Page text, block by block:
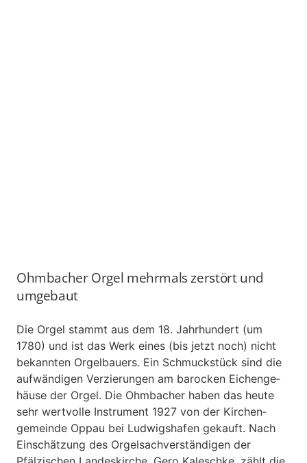
Ohmbacher Orgel mehrmals zerstört und
umgebaut
Die Orgel stammt aus dem 18. Jahrhundert (um
1780) und ist das Werk eines (bis jetzt noch) nicht
be­kannten Orgelbauers. Ein Schmuckstück sind die
aufwändigen Verzierungen am ba­rocken Eichenge­
häuse der Orgel. Die Ohmbacher haben das heute
sehr wertvolle Instrument 1927 von der Kirchen­
gemeinde Oppau bei Ludwigshafen gekauft. Nach
Einschätzung des Orgelsachverständigen der